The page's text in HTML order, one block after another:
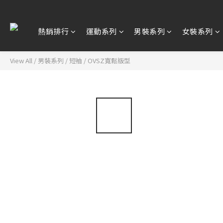
熱銷排行 運動系列 男裝系列 女裝系列
View All / 男裝系列 / 短袖 / OVSZ寬鬆版型